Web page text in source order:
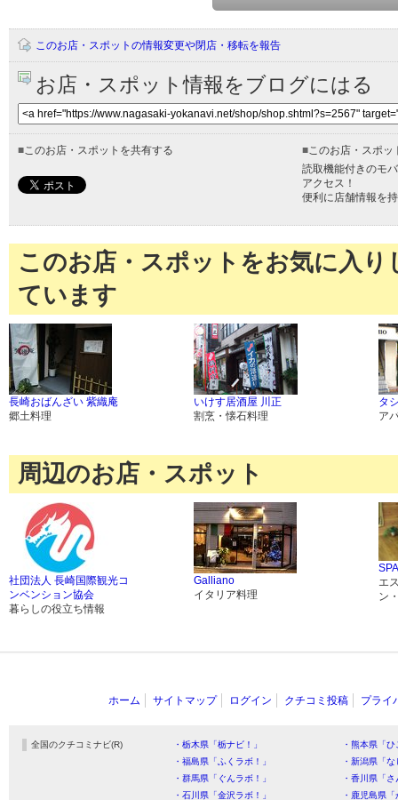
このお店・スポットの情報変更や閉店・移転を報告
お店・スポット情報をブログにはる
■このお店・スポットを共有する ■このお店・スポッ
読取機能付きのモ
アクセス！
便利に店舗情報を
このお店・スポットをお気に入
ています
長崎おばんざい 紫織庵
郷土料理
いけす居酒屋 川正
割烹・懐石料理
タ
ア
周辺のお店・スポット
社団法人 長崎国際観光コ
ンベンション協会
暮らしの役立ち情報
Galliano
イタリア料理
エ
ン
ホーム サイトマップ ログイン クチコミ投稿 プライ
全国のクチコミナビ(R) ・栃木県「栃ナビ！」
・熊本県「
・福島県「ふくラボ！」
・新潟県「
・群馬県「ぐんラボ！」
・香川県「
・石川県「金沢ラボ！」
・鹿児島県